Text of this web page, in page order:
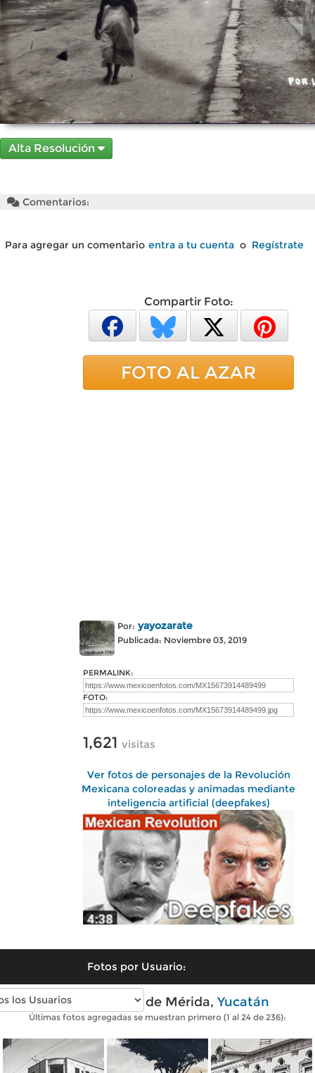
Alta Resolución
Comentarios:
Para agregar un comentario entra a tu cuenta o Regístrate
Compartir Foto:
FOTO AL AZAR
Por: yayozarate
Publicada: Noviembre 03, 2019
PERMALINK:
FOTO:
1,621 visitas
Ver fotos de personajes de la Revolución
Mexicana coloreadas y animadas mediante
inteligencia artificial (deepfakes)
Fotos por Usuario:
Fotos antiguas de Mérida, Yucatán
Últimas fotos agregadas se muestran primero (1 al 24 de 236):